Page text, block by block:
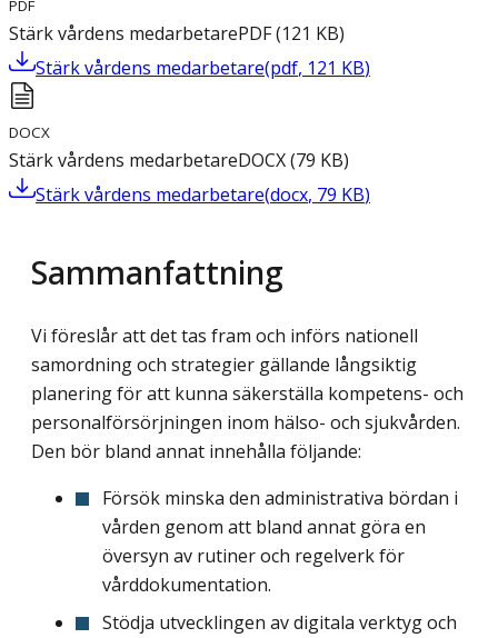
PDF
Stärk vårdens medarbetarePDF(121 KB)
Stärk vårdens medarbetare(pdf, 121 KB)
DOCX
Stärk vårdens medarbetareDOCX(79 KB)
Stärk vårdens medarbetare(docx, 79 KB)
Sammanfattning
Vi föreslår att det tas fram och införs nationell
samordning och strategier gällande långsiktig
planering för att kunna säkerställa kompetens- och
personalförsörjningen inom hälso- och sjukvården.
Den bör bland annat innehålla följande:
Försök minska den administrativa bördan i
vården genom att bland annat göra en
översyn av rutiner och regelverk för
vårddokumentation.
Stödja utvecklingen av digitala verktyg och